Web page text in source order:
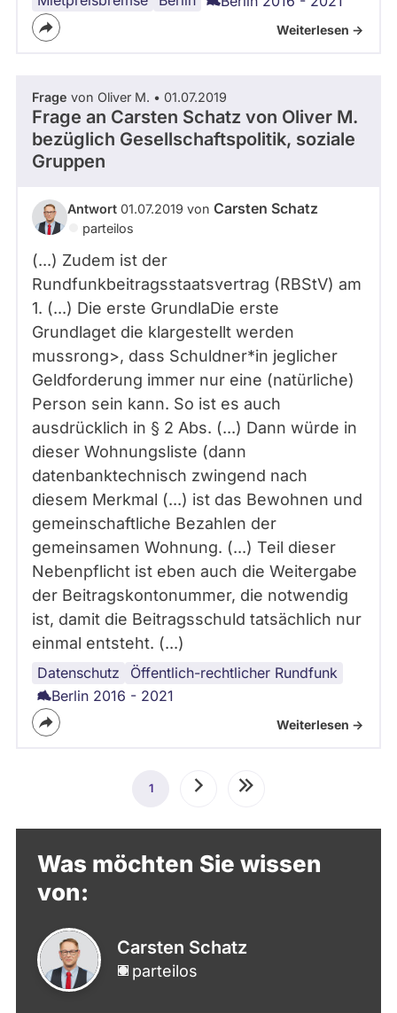
Wohnungsbau
Weiterlesen ->
Frage von Oliver M. • 01.07.2019
Frage an Carsten Schatz von Oliver M.
bezüglich Gesellschaftspolitik, soziale
Gruppen
Antwort 01.07.2019 von Carsten Schatz
parteilos
(...) Zudem ist der
Rundfunkbeitragsstaatsvertrag (RBStV) am
1. (...) Die erste GrundlaDie erste
Grundlaget die klargestellt werden
mussrong>, dass Schuldner*in jeglicher
Geldforderung immer nur eine (natürliche)
Person sein kann. So ist es auch
ausdrücklich in § 2 Abs. (...) Dann würde in
dieser Wohnungsliste (dann
datenbanktechnisch zwingend nach
diesem Merkmal (...) ist das Bewohnen und
gemeinschaftliche Bezahlen der
gemeinsamen Wohnung. (...) Teil dieser
Nebenpflicht ist eben auch die Weitergabe
der Beitragskontonummer, die notwendig
ist, damit die Beitragsschuld tatsächlich nur
einmal entsteht. (...)
Datenschutz Öffentlich-rechtlicher Rundfunk
Rundfunkgebühr
Berlin 2016 - 2021
Weiterlesen ->
Seitennummerierung
Aktuelle
1 NächsteLetzte
Was möchten Sie wissen
von:
Carsten Schatz
parteilos